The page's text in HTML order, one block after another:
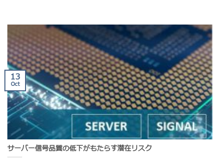
サーバー信号品質の低下がもたらす潜在リスク
13
Oct